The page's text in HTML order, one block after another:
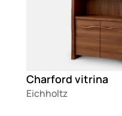
Charford vitrina
Eichholtz